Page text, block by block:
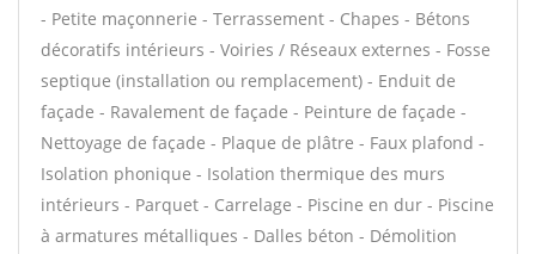
- Petite maçonnerie - Terrassement - Chapes - Bétons
décoratifs intérieurs - Voiries / Réseaux externes - Fosse
septique (installation ou remplacement) - Enduit de
façade - Ravalement de façade - Peinture de façade -
Nettoyage de façade - Plaque de plâtre - Faux plafond -
Isolation phonique - Isolation thermique des murs
intérieurs - Parquet - Carrelage - Piscine en dur - Piscine
à armatures métalliques - Dalles béton - Démolition